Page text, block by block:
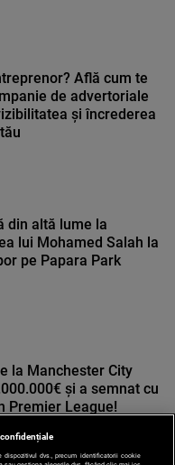
Află cum te
de advertoriale
și încrederea
din altă lume la
lui Mohamed Salah la
pe Papara Park
la Manchester City
și a semnat cu
Premier League!
confidențiale
dvs., precum identificatorii cookie